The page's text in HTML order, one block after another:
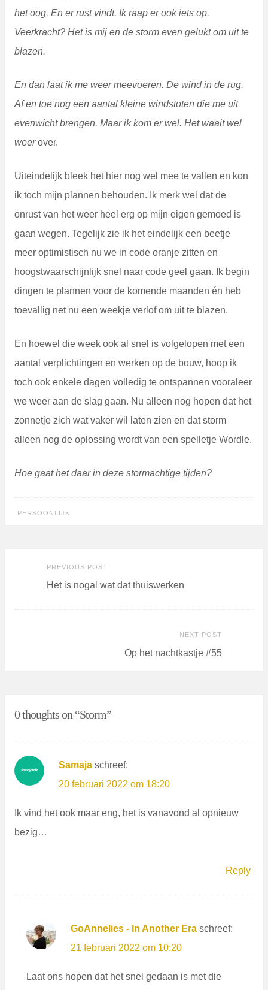
het oog. En er rust vindt. Ik raap er ook iets op.
Veerkracht? Het is mij en de storm even gelukt om uit te
blazen.
En dan laat ik me weer meevoeren. De wind in de rug.
Af en toe nog een aantal kleine windstoten die me uit
evenwicht brengen. Maar ik kom er wel. Het waait wel
weerover.
Uiteindelijk bleek het hier nog wel mee te vallen en kon
ik toch mijn plannen behouden. Ik merk wel dat de
onrust van het weer heel erg op mijn eigen gemoed is
gaan wegen. Tegelijk zie ik het eindelijk een beetje
meer optimistisch nu we in code oranje zitten en
hoogstwaarschijnlijk snel naar code geel gaan. Ik begin
dingen te plannen voor de komende maanden én heb
toevallig net nu een weekje verlof om uit te blazen.
En hoewel die week ook al snel is volgelopen met een
aantal verplichtingen en werken op de bouw, hoop ik
toch ook enkele dagen volledig te ontspannen vooraleer
we weer aan de slag gaan. Nu alleen nog hopen dat het
zonnetje zich wat vaker wil laten zien en dat storm
alleen nog de oplossing wordt van een spelletje Wordle.
Hoe gaat het daar in deze stormachtige tijden?
PERSOONLIJK
navigation
PREVIOUS POSTPrevious
post:
Het is nogal wat dat thuiswerken
NEXT POST
Op het nachtkastje #55
0 thoughts on “Storm”
Samaja schreef:
20 februari 2022 om 18:20
Ik vind het ook maar eng, het is vanavond al opnieuw
bezig…
Reply
GoAnnelies - In Another Era schreef:
21 februari 2022 om 10:20
Laat ons hopen dat het snel gedaan is met die